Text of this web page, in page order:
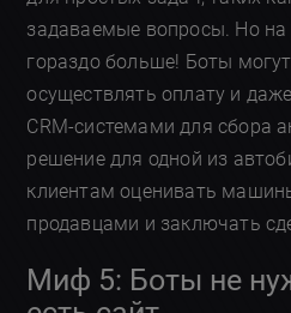
задаваемые вопросы. Но
гораздо больше! Боты
осуществлять оплату и
CRM-системами для сбора
решение для одной из
клиентам оценивать
продавцами и заключать
Миф 5: Боты не